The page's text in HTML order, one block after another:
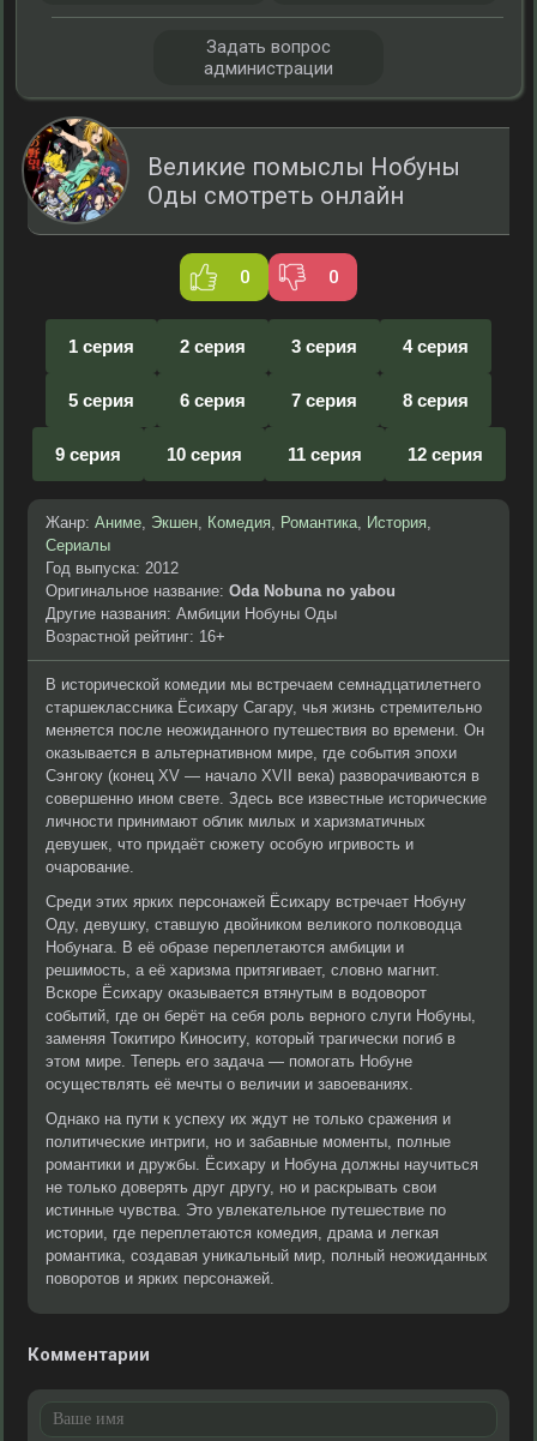
Великие помыслы Нобуны
Оды смотреть онлайн
0 0
1 серия 2 серия 3 серия 4 серия
5 серия 6 серия 7 серия 8 серия
9 серия 10 серия 11 серия 12 серия
Жанр: Аниме, Экшен, Комедия, Романтика, История,
Сериалы
Год выпуска: 2012
Оригинальное название: Oda Nobuna no yabou
Другие названия: Амбиции Нобуны Оды
Возрастной рейтинг: 16+
В исторической комедии мы встречаем семнадцатилетнего
старшеклассника Ёсихару Сагару, чья жизнь стремительно
меняется после неожиданного путешествия во времени. Он
оказывается в альтернативном мире, где события эпохи
Сэнгоку (конец XV — начало XVII века) разворачиваются в
совершенно ином свете. Здесь все известные исторические
личности принимают облик милых и харизматичных
девушек, что придаёт сюжету особую игривость и
очарование.
Среди этих ярких персонажей Ёсихару встречает Нобуну
Оду, девушку, ставшую двойником великого полководца
Нобунага. В её образе переплетаются амбиции и
решимость, а её харизма притягивает, словно магнит.
Вскоре Ёсихару оказывается втянутым в водоворот
событий, где он берёт на себя роль верного слуги Нобуны,
заменяя Токитиро Киноситу, который трагически погиб в
этом мире. Теперь его задача — помогать Нобуне
осуществлять её мечты о величии и завоеваниях.
Однако на пути к успеху их ждут не только сражения и
политические интриги, но и забавные моменты, полные
романтики и дружбы. Ёсихару и Нобуна должны научиться
не только доверять друг другу, но и раскрывать свои
истинные чувства. Это увлекательное путешествие по
истории, где переплетаются комедия, драма и легкая
романтика, создавая уникальный мир, полный неожиданных
поворотов и ярких персонажей.
Комментарии
Задать вопрос
администрации